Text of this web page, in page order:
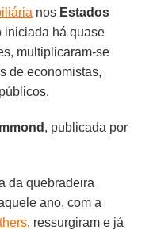
nos Estados
iniciada há quase
multiplicaram-se
de economistas,
, publicada por
da quebradeira
ano, com a
, ressurgiram e já